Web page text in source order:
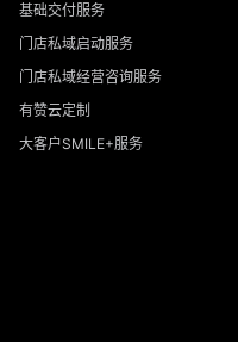
基础交付服务
门店私域启动服务
门店私域经营咨询服务
有赞云定制
大客户SMILE+服务